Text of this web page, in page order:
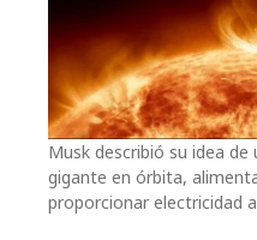
Musk describió su idea
gigante en órbita,
proporcionar electricidad